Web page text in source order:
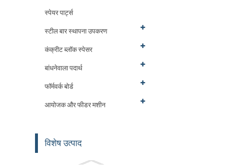
स्पेयर पार्ट्स
स्टील बार स्थापना उपकरण
कंक्रीट ब्लॉक स्पेसर
बांधनेवाला पदार्थ
फॉर्मवर्क बोर्ड
आयोजक और फीडर मशीन
विशेष उत्पाद